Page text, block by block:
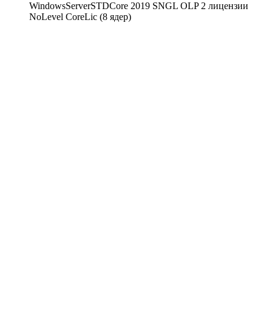
WindowsServerSTDCore 2019 SNGL OLP 2 лицензии
NoLevel CoreLic (8 ядер)